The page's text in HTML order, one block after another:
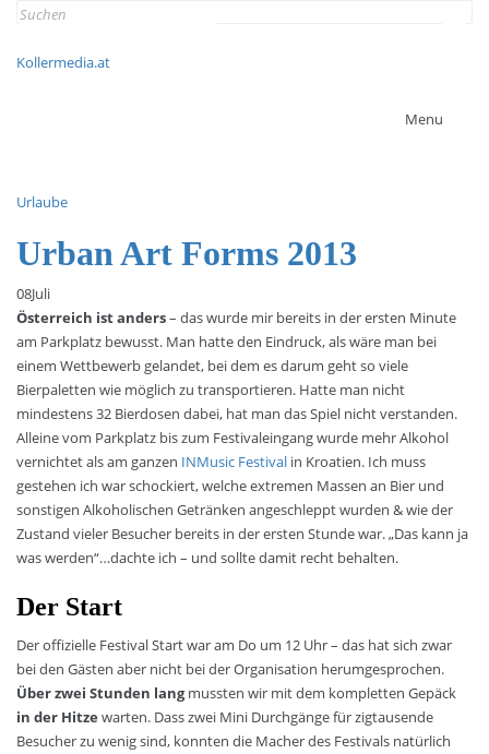
Search
Kollermedia.at
Menu
Urlaube
Urban Art Forms 2013
08Juli
Österreich ist anders– das wurde mir bereits in der ersten Minute
am Parkplatz bewusst. Man hatte den Eindruck, als wäre man bei
einem Wettbewerb gelandet, bei dem es darum geht so viele
Bierpaletten wie möglich zu transportieren. Hatte man nicht
mindestens 32 Bierdosen dabei, hat man das Spiel nicht verstanden.
Alleine vom Parkplatz bis zum Festivaleingang wurde mehr Alkohol
vernichtet als am ganzen INMusic Festival in Kroatien. Ich muss
gestehen ich war schockiert, welche extremen Massen an Bier und
sonstigen Alkoholischen Getränken angeschleppt wurden & wie der
Zustand vieler Besucher bereits in der ersten Stunde war. „Das kann ja
was werden“…dachte ich – und sollte damit recht behalten.
Der Start
Der offizielle Festival Start war am Do um 12 Uhr – das hat sich zwar
bei den Gästen aber nicht bei der Organisation herumgesprochen.
Über zwei Stunden langmussten wir mit dem kompletten Gepäck
in der Hitze warten. Dass zwei Mini Durchgänge für zigtausende
Besucher zu wenig sind, konnten die Macher des Festivals natürlich